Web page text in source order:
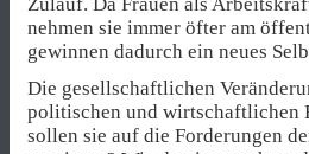
Zulauf. Da Frauen als
nehmen sie immer öfter am
gewinnen dadurch ein neues
Die gesellschaftlichen
politischen und wirtschaftlichen
sollen sie auf die Forderungen